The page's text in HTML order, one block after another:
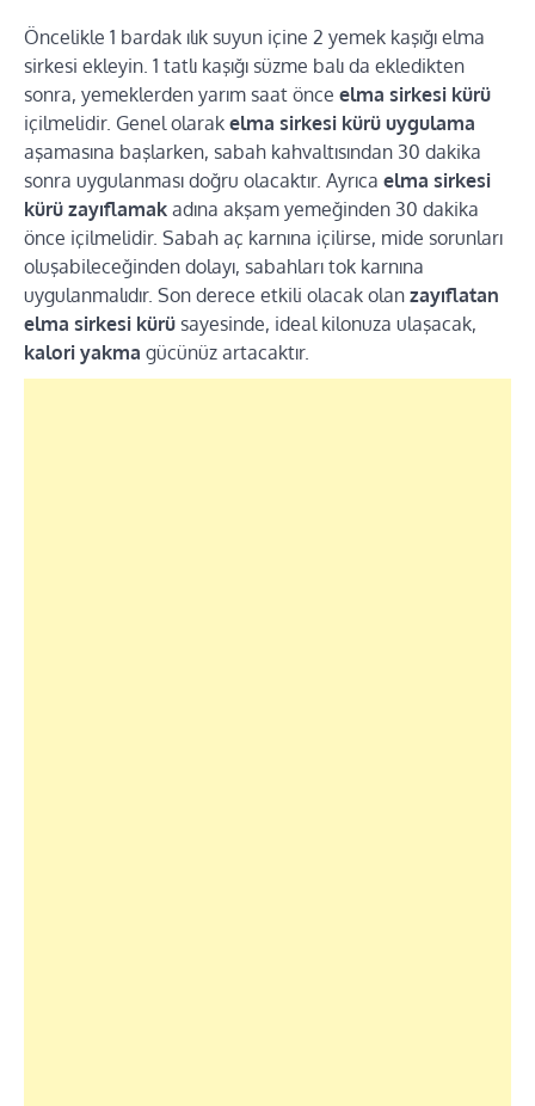
Öncelikle 1 bardak ılık suyun içine 2 yemek kaşığı elma
sirkesi ekleyin. 1 tatlı kaşığı süzme balı da ekledikten
sonra, yemeklerden yarım saat önce elma sirkesi kürü
içilmelidir. Genel olarak elma sirkesi kürü uygulama
aşamasına başlarken, sabah kahvaltısından 30 dakika
sonra uygulanması doğru olacaktır. Ayrıca elma sirkesi
kürü zayıflamak adına akşam yemeğinden 30 dakika
önce içilmelidir. Sabah aç karnına içilirse, mide sorunları
oluşabileceğinden dolayı, sabahları tok karnına
uygulanmalıdır. Son derece etkili olacak olan zayıflatan
elma sirkesi kürü sayesinde, ideal kilonuza ulaşacak,
kalori yakma gücünüz artacaktır.